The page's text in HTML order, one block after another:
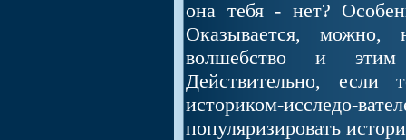
она тебя - нет?
Оказывается, можно,
волшебство и
Действительно, если
историком-
популяризировать